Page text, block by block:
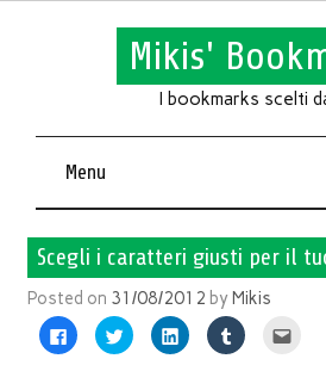
Mikis'
I bookmarks scelti
Menu
Scegli i caratteri giusti per il
Posted on 31/08/2012 byMikis
Fai
clic
Fai
clic
Fai
clic
Fai
clic